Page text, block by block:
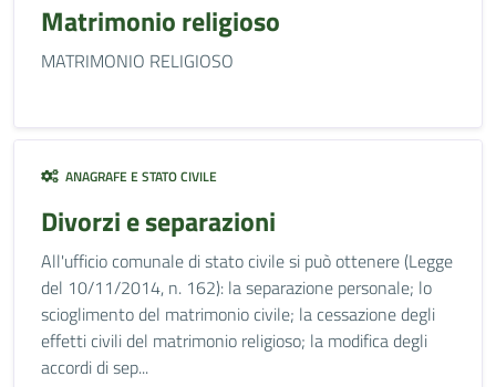
Matrimonio religioso
MATRIMONIO RELIGIOSO
ANAGRAFE E STATO CIVILE
Divorzi e separazioni
All'ufficio comunale di stato civile si può ottenere (Legge
del 10/11/2014, n. 162): la separazione personale; lo
scioglimento del matrimonio civile; la cessazione degli
effetti civili del matrimonio religioso; la modifica degli
accordi di sep...